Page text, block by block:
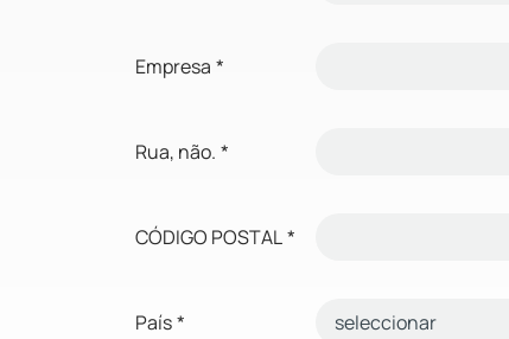
Empresa *
Rua, não. *
CÓDIGO POSTAL*
País*